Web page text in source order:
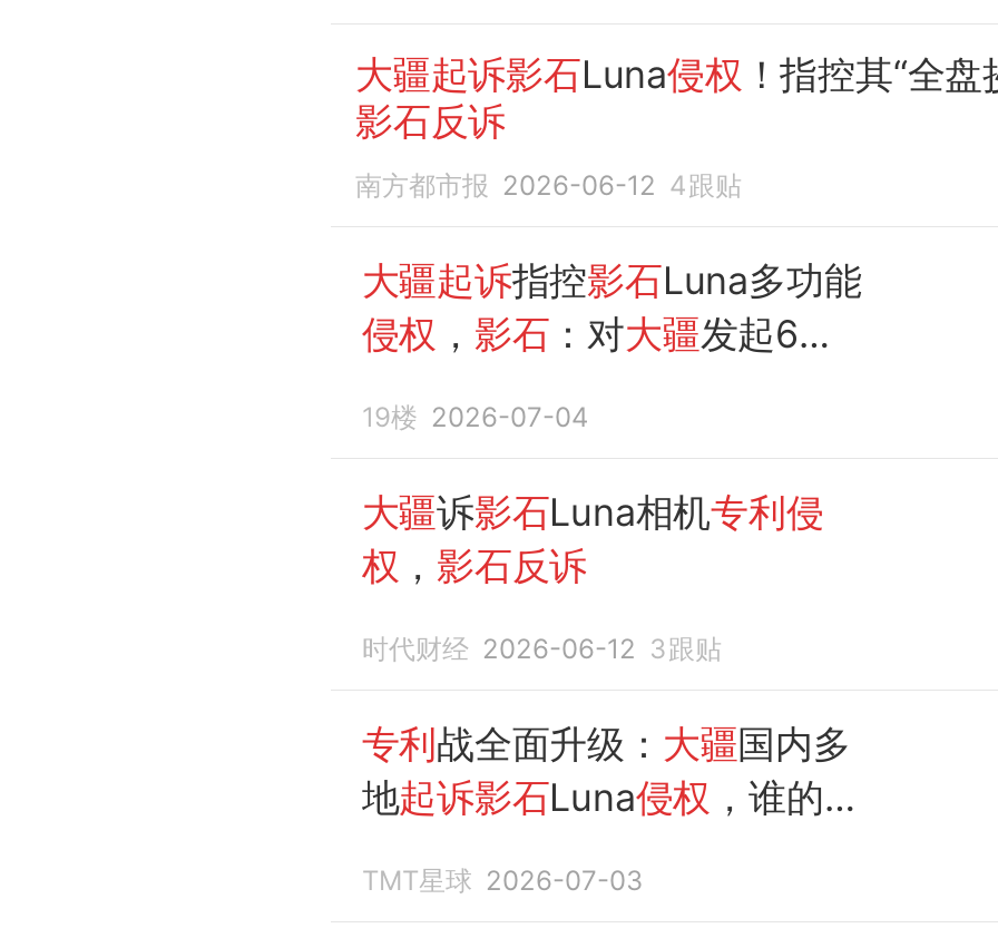
大疆起诉影石Luna侵权 ！指控其“全盘
影石反诉
南方都市报 2026-06-12 4跟贴
大疆起诉指控影石Luna多功能
侵权 ， 影石 ：对大疆发起6项
19楼 2026-07-04
大疆诉影石Luna相机专利侵
权 ， 影石反诉
时代财经 2026-06-12 3跟贴
专利 战全面升级： 大疆国内多
地起诉影石Luna侵权 ，谁的胜
TMT星球 2026-07-03